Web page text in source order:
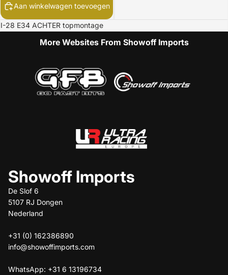
Aan winkelwagen toevoegen
I-28 E34 ACHTER topmontage
More Websites From Showoff Imports
Showoff Imports
De Slof 6
5107 RJ Dongen
Nederland
+31 (0) 162386890
info@showoffimports.com
WhatsApp: +31 6 13196734